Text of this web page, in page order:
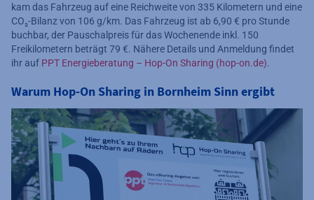
kam das Fahrzeug auf eine Reichweite von 335 Kilometern und eine
CO₂-Bilanz von 106 g/km. Das Fahrzeug ist ab 6,90 € pro Stunde
buchbar, der Pauschalpreis für das Wochenende inkl. 150
Freikilometern beträgt 79 €. Nähere Details und Anmeldung findet
ihr auf PPT Energieberatung – Hop-On Sharing (hop-on.de).
Warum Hop-On Sharing in Bornheim Sinn ergibt